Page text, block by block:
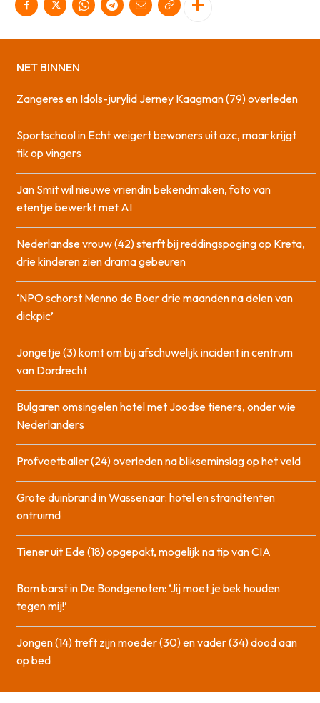
NET BINNEN
Zangeres en Idols-jurylid Jerney Kaagman (79) overleden
Sportschool in Echt weigert bewoners uit azc, maar krijgt
tik op vingers
Jan Smit wil nieuwe vriendin bekendmaken, foto van
etentje bewerkt met AI
Nederlandse vrouw (42) sterft bij reddingspoging op Kreta,
drie kinderen zien drama gebeuren
‘NPO schorst Menno de Boer drie maanden na delen van
dickpic’
Jongetje (3) komt om bij afschuwelijk incident in centrum
van Dordrecht
Bulgaren omsingelen hotel met Joodse tieners, onder wie
Nederlanders
Profvoetballer (24) overleden na blikseminslag op het veld
Grote duinbrand in Wassenaar: hotel en strandtenten
ontruimd
Tiener uit Ede (18) opgepakt, mogelijk na tip van CIA
Bom barst in De Bondgenoten: ‘Jij moet je bek houden
tegen mij!’
Jongen (14) treft zijn moeder (30) en vader (34) dood aan
op bed